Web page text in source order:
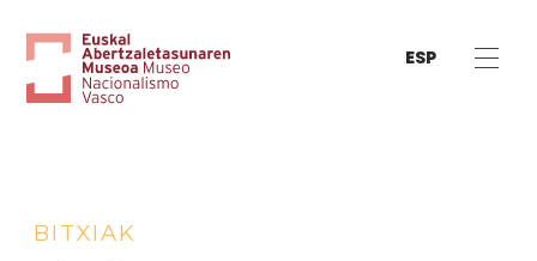
ESP
BITXIAK